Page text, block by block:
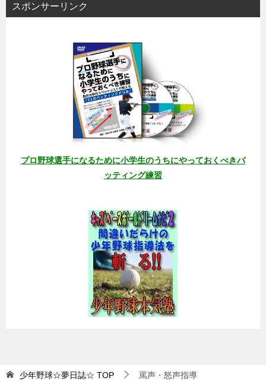
スポンサーリンク
プロ野球選手になるために小学生のうちにやっておくべきバ
ッティング練習
少年野球☆夢日誌☆ TOP 罵声・怒声指導